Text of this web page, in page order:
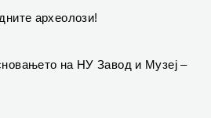
археолози!
на НУ Завод и Музеј –